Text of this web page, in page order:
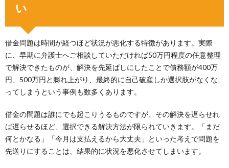
い
借金問題は時間が経つほど状況が悪化する特徴があります。実際
に、早期に弁護士へご相談していただければ50万円程度の任意整理
で解決できたものが、解決を先延ばしにしたことで債務額が400万
円、500万円と膨れ上がり、最終的に自己破産しか選択肢がなくな
ってしまうという事例も数多くあります。
借金の問題は誰にでも起こりうるものですが、その解決を遅らせれ
ば遅らせるほど、選択できる解決方法が限られていきます。「まだ
何とかなる」「今月は支払えるから大丈夫」といった考えで問題を
先送りにすることは、結果的に状況を悪化させてしまいます。